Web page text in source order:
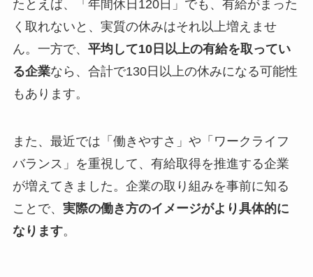
たとえば、「年間休日120日」でも、有給がまった
く取れないと、実質の休みはそれ以上増えませ
ん。一方で、 平均して10日以上の有給を取ってい
る企業なら、合計で130日以上の休みになる可能性
もあります。
また、最近では「働きやすさ」や「ワークライフ
バランス」を重視して、有給取得を推進する企業
が増えてきました。企業の取り組みを事前に知る
ことで、 実際の働き方のイメージがより具体的に
なります。